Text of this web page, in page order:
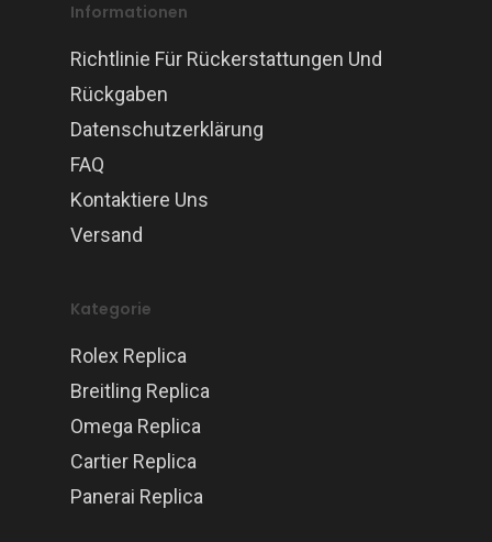
Informationen
Richtlinie Für Rückerstattungen Und
Rückgaben
Datenschutzerklärung
FAQ
Kontaktiere Uns
Versand
Kategorie
Rolex Replica
Breitling Replica
Omega Replica
Cartier Replica
Panerai Replica